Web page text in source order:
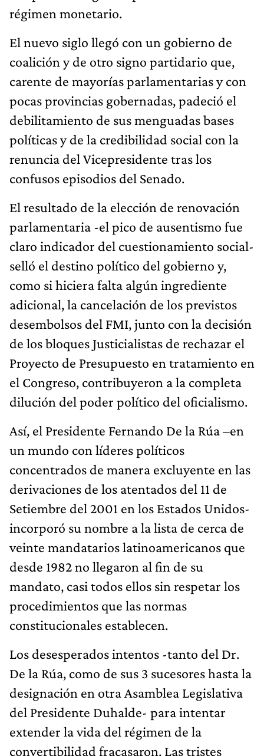
régimen monetario.
El nuevo siglo llegó con un gobierno de
coalición y de otro signo partidario que,
carente de mayorías parlamentarias y con
pocas provincias gobernadas, padeció el
debilitamiento de sus menguadas bases
políticas y de la credibilidad social con la
renuncia del Vicepresidente tras los
confusos episodios del Senado.
El resultado de la elección de renovación
parlamentaria -el pico de ausentismo fue
claro indicador del cuestionamiento social-
selló el destino político del gobierno y,
como si hiciera falta algún ingrediente
adicional, la cancelación de los previstos
desembolsos del FMI, junto con la decisión
de los bloques Justicialistas de rechazar el
Proyecto de Presupuesto en tratamiento en
el Congreso, contribuyeron a la completa
dilución del poder político del oficialismo.
Así, el Presidente Fernando De la Rúa –en
un mundo con líderes políticos
concentrados de manera excluyente en las
derivaciones de los atentados del 11 de
Setiembre del 2001 en los Estados Unidos-
incorporó su nombre a la lista de cerca de
veinte mandatarios latinoamericanos que
desde 1982 no llegaron al fin de su
mandato, casi todos ellos sin respetar los
procedimientos que las normas
constitucionales establecen.
Los desesperados intentos -tanto del Dr.
De la Rúa, como de sus 3 sucesores hasta la
designación en otra Asamblea Legislativa
del Presidente Duhalde- para intentar
extender la vida del régimen de la
convertibilidad fracasaron. Las tristes